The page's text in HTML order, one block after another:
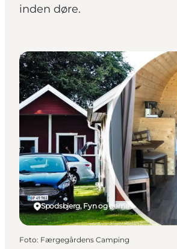
inden døre.
Spodsbjerg, Fyn og øerne
Ferielejligheder
Foto: Færgegårdens Camping